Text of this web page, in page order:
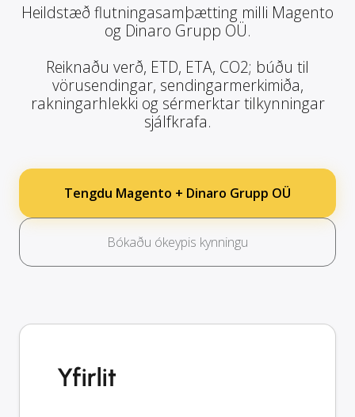
Heildstæð flutningasamþætting milli Magento
og Dinaro Grupp OÜ.
Reiknaðu verð, ETD, ETA, CO2; búðu til
vörusendingar, sendingarmerkimiða,
rakningarhlekki og sérmerktar tilkynningar
sjálfkrafa.
Tengdu Magento + Dinaro Grupp OÜ
Bókaðu ókeypis kynningu
Yfirlit